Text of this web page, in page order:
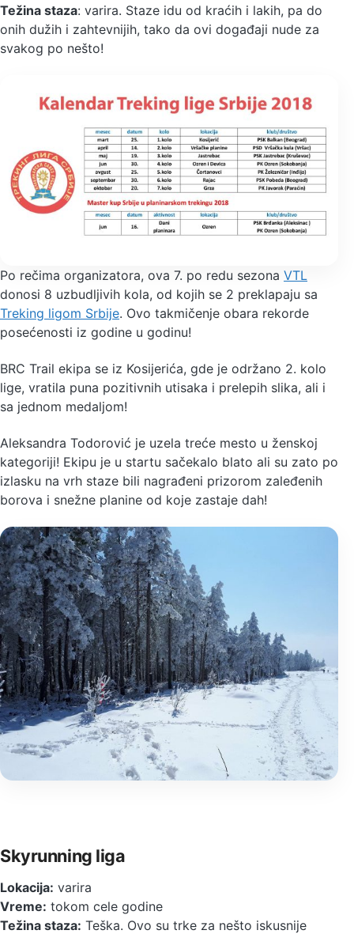
Težina staza: varira. Staze idu od kraćih i lakih, pa do
onih dužih i zahtevnijih, tako da ovi događaji nude za
svakog po nešto!
Po rečima organizatora, ova 7. po redu sezona VTL
donosi 8 uzbudljivih kola, od kojih se 2 preklapaju sa
Treking ligom Srbije. Ovo takmičenje obara rekorde
posećenosti iz godine u godinu!
BRC Trail ekipa se iz Kosijerića, gde je održano 2. kolo
lige, vratila puna pozitivnih utisaka i prelepih slika, ali i
sa jednom medaljom!
Aleksandra Todorović je uzela treće mesto u ženskoj
kategoriji! Ekipu je u startu sačekalo blato ali su zato po
izlasku na vrh staze bili nagrađeni prizorom zaleđenih
borova i snežne planine od koje zastaje dah!
Skyrunning liga
Lokacija: varira
Vreme: tokom cele godine
Težina staza: Teška. Ovo su trke za nešto iskusnije